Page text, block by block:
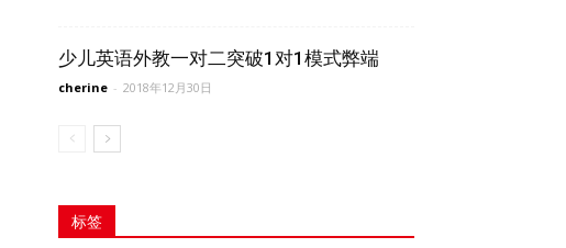
少儿英语外教一对二突破1对1模式弊端
cherine - 2018年12月30日
标签